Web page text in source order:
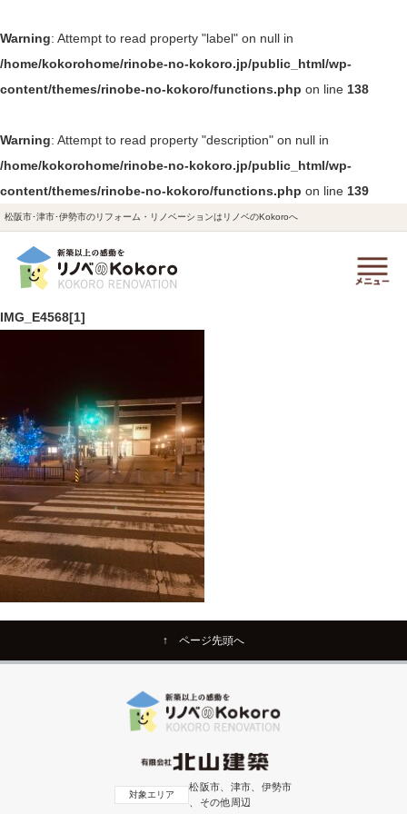
Warning: Attempt to read property "label" on null in
/home/kokorohome/rinobe-no-kokoro.jp/public_html/wp-
content/themes/rinobe-no-kokoro/functions.php on line 138
Warning: Attempt to read property "description" on null in
/home/kokorohome/rinobe-no-kokoro.jp/public_html/wp-
content/themes/rinobe-no-kokoro/functions.php on line 139
松阪市･津市･伊勢市のリフォーム・リノベーションはリノベのKokoroへ
IMG_E4568[1]
↑ ページ先頭へ
対象エリア
松阪市、津市、伊勢市
、その他周辺